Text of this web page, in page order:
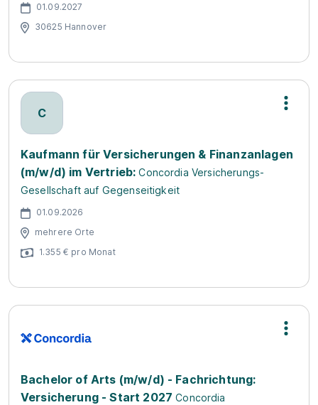
01.09.2027
30625 Hannover
C
Kaufmann für Versicherungen & Finanzanlagen
(m/w/d) im Vertrieb: Concordia Versicherungs-
Gesellschaft auf Gegenseitigkeit
01.09.2026
mehrere Orte
1.355 € pro Monat
Bachelor of Arts (m/w/d) - Fachrichtung:
Versicherung - Start 2027 Concordia